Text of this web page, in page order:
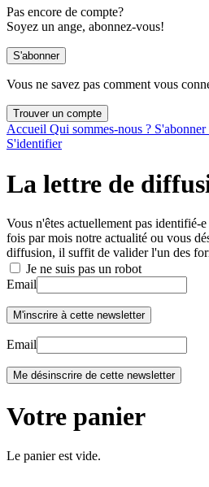
Pas encore de compte?
Soyez un ange, abonnez-vous!
Vous ne savez pas comment vous
Accueil Qui sommes-nous ? S'abonner
S'identifier
La lettre de
Vous n'êtes actuellement pas identifié-
fois par mois notre actualité ou vous
diffusion, il suffit de valider l'un des
Je ne suis pas un robot
Email
Email
Votre panier
Le panier est vide.